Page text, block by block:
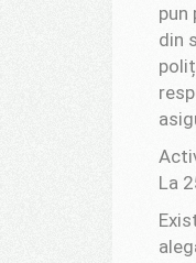
pun
din
La